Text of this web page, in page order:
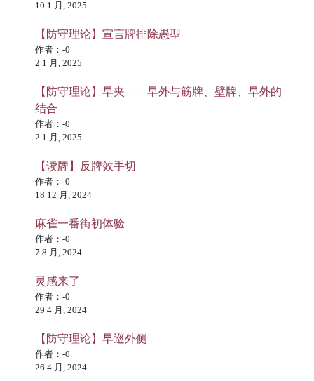
10 1 月, 2025
【防守理论】宣言牌排除愚型
作者：-0
2 1 月, 2025
【防守理论】早夹——早外与筋牌、壁牌、早外的
结合
作者：-0
2 1 月, 2025
【读牌】反牌效手切
作者：-0
18 12 月, 2024
麻雀一番街初体验
作者：-0
7 8 月, 2024
灵感来了
作者：-0
29 4 月, 2024
【防守理论】早巡外侧
作者：-0
26 4 月, 2024